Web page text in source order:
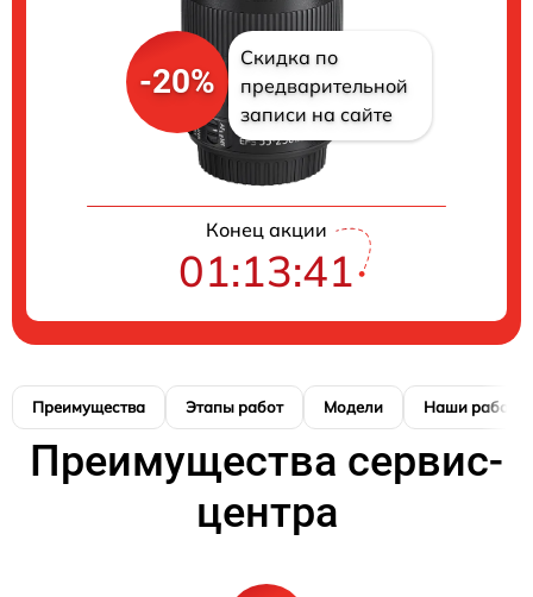
-20%
Скидка по
предварительной
записи на сайте
Конец акции
01:13:41
Преимущества Этапы работ Модели Наши работы
Преимущества сервис-
центра